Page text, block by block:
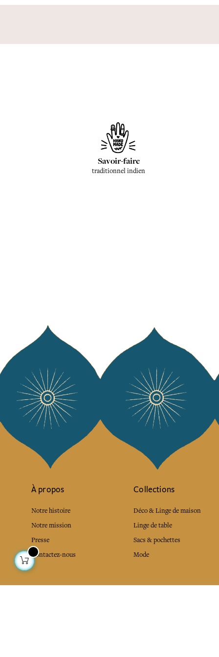
Savoir-faire
traditionnel indien
À propos
Notre histoire
Notre mission
Presse
Contactez-nous
Collections
Déco & Linge de maison
Linge de table
Sacs & pochettes
Mode